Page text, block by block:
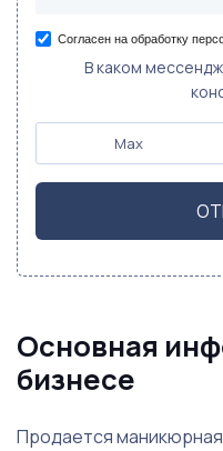
Согласен на обработку
В каком
Max
Основная
бизнесе
Продается